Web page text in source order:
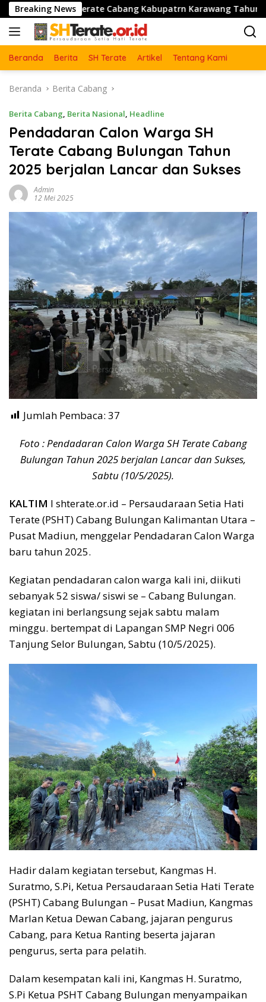
Langsung
ke
konten
Breaking News
SH Terate Cabang Kabupatrn Karawang Tahun 2026 Berjalan
Beranda Berita SH Terate Artikel Tentang Kami
Beranda Berita Cabang
Berita Cabang, Berita Nasional, Headline
Pendadaran Calon Warga SH
Terate Cabang Bulungan Tahun
2025 berjalan Lancar dan Sukses
Admin
12 Mei 2025
Jumlah Pembaca: 37
Foto : Pendadaran Calon Warga SH Terate Cabang
Bulungan Tahun 2025 berjalan Lancar dan Sukses,
Sabtu (10/5/2025).
KALTIM I shterate.or.id – Persaudaraan Setia Hati
Terate (PSHT) Cabang Bulungan Kalimantan Utara –
Pusat Madiun, menggelar Pendadaran Calon Warga
baru tahun 2025.
Kegiatan pendadaran calon warga kali ini, diikuti
sebanyak 52 siswa/ siswi se – Cabang Bulungan.
kegiatan ini berlangsung sejak sabtu malam
minggu. bertempat di Lapangan SMP Negri 006
Tanjung Selor Bulungan, Sabtu (10/5/2025).
Hadir dalam kegiatan tersebut, Kangmas H.
Suratmo, S.Pi, Ketua Persaudaraan Setia Hati Terate
(PSHT) Cabang Bulungan – Pusat Madiun, Kangmas
Marlan Ketua Dewan Cabang, jajaran pengurus
Cabang, para Ketua Ranting beserta jajaran
pengurus, serta para pelatih.
Dalam kesempatan kali ini, Kangmas H. Suratmo,
S.Pi Ketua PSHT Cabang Bulungan menyampaikan